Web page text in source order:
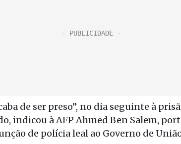
de ser preso”, no dia seguinte à
indicou à AFP Ahmed Ben Salem,
de polícia leal ao Governo de